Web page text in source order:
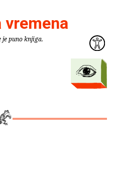
vremena
je puno knjiga.